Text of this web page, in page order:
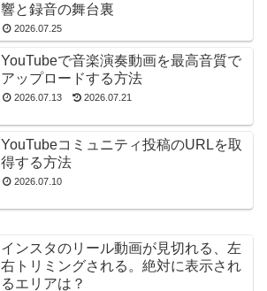
響と録音の舞台裏
2026.07.25
YouTubeで音楽演奏動画を最高音質で
アップロードする方法
2026.07.13 2026.07.21
YouTubeコミュニティ投稿のURLを取
得する方法
2026.07.10
インスタのリール動画が見切れる、左
右トリミングされる。絶対に表示され
るエリアは？